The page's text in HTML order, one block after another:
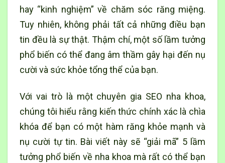
hay “kinh nghiệm” về chăm sóc răng miệng.
Tuy nhiên, không phải tất cả những điều bạn
tin đều là sự thật. Thậm chí, một số lầm tưởng
phổ biến có thể đang âm thầm gây hại đến nụ
cười và sức khỏe tổng thể của bạn.
Với vai trò là một chuyên gia SEO nha khoa,
chúng tôi hiểu rằng kiến thức chính xác là chìa
khóa để bạn có một hàm răng khỏe mạnh và
nụ cười tự tin. Bài viết này sẽ “giải mã” 5 lầm
tưởng phổ biến về nha khoa mà rất có thể bạn